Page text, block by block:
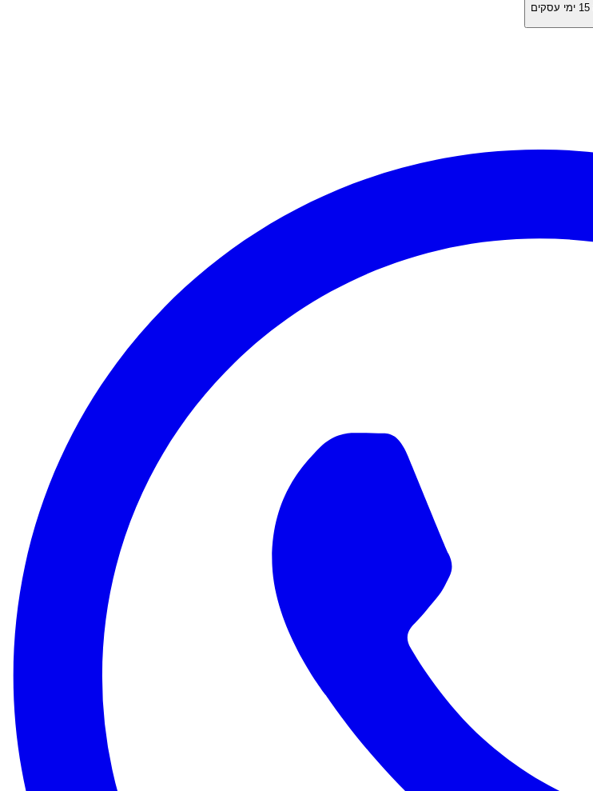
15 ימי עסקים